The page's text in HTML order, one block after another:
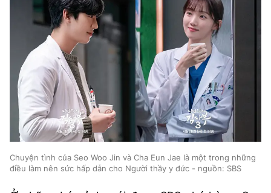
Chuyện tình của Seo Woo Jin và Cha Eun Jae là một trong những
điều làm nên sức hấp dẫn cho Người thầy y đức - nguồn: SBS